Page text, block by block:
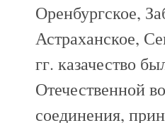
Оренбургское,
Астраханское,
гг. казачество
Отечественной
соединения,